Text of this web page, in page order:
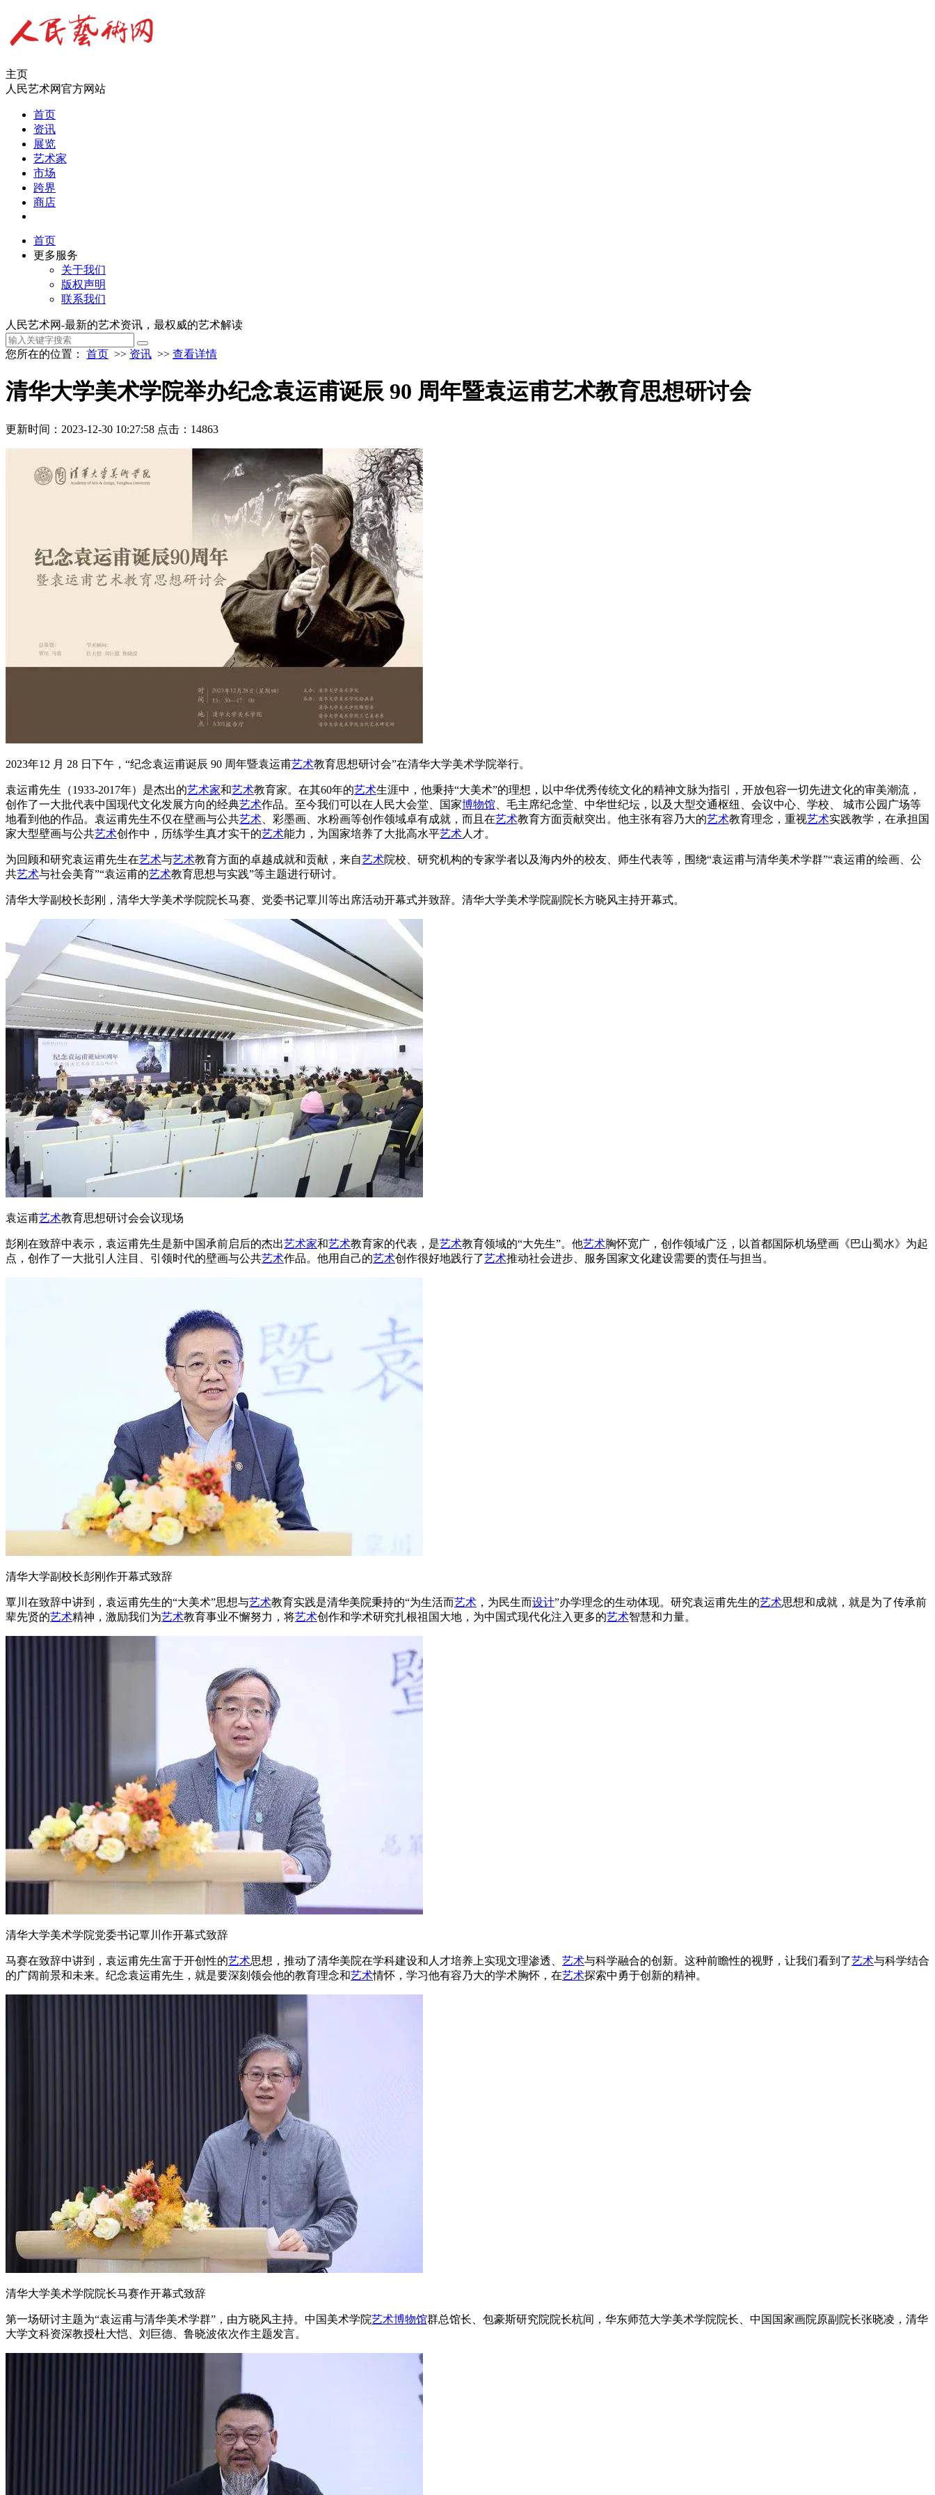
主页
人民艺术网官方网站
首页
资讯
展览
艺术家
市场
跨界
商店
首页
更多服务
关于我们
版权声明
联系我们
人民艺术网-最新的艺术资讯，最权威的艺术解读
您所在的位置： 首页 >> 资讯 >> 查看详情
清华大学美术学院举办纪念袁运甫诞辰 90 周年暨袁运甫艺术教育思想研讨会
更新时间：2023-12-30 10:27:58 点击：14863
2023年12 月 28 日下午，“纪念袁运甫诞辰 90 周年暨袁运甫艺术教育思想研讨会”在清华大学美术学院举行。
袁运甫先生（1933-2017年）是杰出的艺术家和艺术教育家。在其60年的艺术生涯中，他秉持“大美术”的理想，以中华优秀传统文化的精神文脉为指引，开放包容一切先进文化的审美潮流，
创作了一大批代表中国现代文化发展方向的经典艺术作品。至今我们可以在人民大会堂、国家博物馆 、毛主席纪念堂、中华世纪坛，以及大型交通枢纽、会议中心、学校、 城市公园广场等
地看到他的作品。袁运甫先生不仅在壁画与公共艺术 、彩墨画、水粉画等创作领域卓有成就，而且在艺术教育方面贡献突出。他主张有容乃大的艺术教育理念，重视艺术实践教学，在承担国
家大型壁画与公共艺术创作中，历练学生真才实干的艺术能力，为国家培养了大批高水平艺术人才。
为回顾和研究袁运甫先生在艺术与艺术教育方面的卓越成就和贡献，来自艺术院校、研究机构的专家学者以及海内外的校友、师生代表等，围绕“袁运甫与清华美术学群”“袁运甫的绘画、公
共艺术与社会美育”“袁运甫的艺术教育思想与实践”等主题进行研讨。
清华大学副校长彭刚，清华大学美术学院院长马赛、党委书记覃川等出席活动开幕式并致辞。清华大学美术学院副院长方晓风主持开幕式。
袁运甫艺术教育思想研讨会会议现场
彭刚在致辞中表示，袁运甫先生是新中国承前启后的杰出艺术家和艺术教育家的代表，是艺术教育领域的“大先生”。他艺术胸怀宽广，创作领域广泛，以首都国际机场壁画《巴山蜀水》为起
点，创作了一大批引人注目、引领时代的壁画与公共艺术作品。他用自己的艺术创作很好地践行了艺术推动社会进步、服务国家文化建设需要的责任与担当。
清华大学副校长彭刚作开幕式致辞
覃川在致辞中讲到，袁运甫先生的“大美术”思想与艺术教育实践是清华美院秉持的“为生活而艺术 ，为民生而设计”办学理念的生动体现。研究袁运甫先生的艺术思想和成就，就是为了传承前
辈先贤的艺术精神，激励我们为艺术教育事业不懈努力，将艺术创作和学术研究扎根祖国大地，为中国式现代化注入更多的艺术智慧和力量。
清华大学美术学院党委书记覃川作开幕式致辞
马赛在致辞中讲到，袁运甫先生富于开创性的艺术思想，推动了清华美院在学科建设和人才培养上实现文理渗透、 艺术与科学融合的创新。这种前瞻性的视野，让我们看到了艺术与科学结合
的广阔前景和未来。纪念袁运甫先生，就是要深刻领会他的教育理念和艺术情怀，学习他有容乃大的学术胸怀，在艺术探索中勇于创新的精神。
清华大学美术学院院长马赛作开幕式致辞
第一场研讨主题为“袁运甫与清华美术学群”，由方晓风主持。中国美术学院艺术博物馆群总馆长、包豪斯研究院院长杭间，华东师范大学美术学院院长、中国国家画院原副院长张晓凌，清华
大学文科资深教授杜大恺、刘巨德、鲁晓波依次作主题发言。